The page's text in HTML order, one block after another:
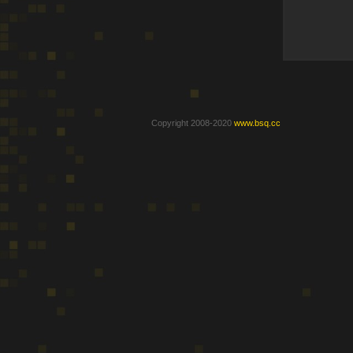
Copyright 2008-2020 www.bsq.cc